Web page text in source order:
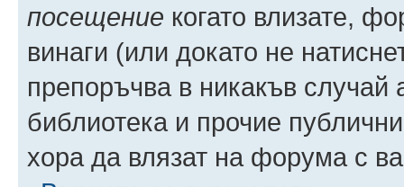
посещение когато влизате,
винаги (или докато не
препоръчва в никакъв случай
библиотека и прочие
хора да влязат на форума с